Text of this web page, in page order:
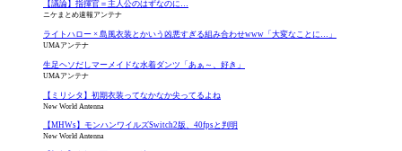
【議論】指揮官＝主人公のはずなのに…
ニケまとめ速報アンテナ
ライトハロー × 島風衣装とかいう凶悪すぎる組み合わせwww「大変なことに…」
UMAアンテナ
生足ヘソだしマーメイドな水着ダンツ「あぁ～、好き」
UMAアンテナ
【ミリシタ】初期衣装ってなかなか尖ってるよね
New World Antenna
【MHWs】モンハンワイルズSwitch2版、40fpsと判明
New World Antenna